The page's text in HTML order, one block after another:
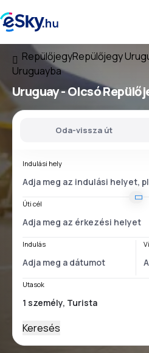
RepülőjegyRepülőjegy
Uruguayba
Uruguay - Olcsó
Oda-vissza út
Indulási hely
Úti cél
Indulás
Utasok
Keresés